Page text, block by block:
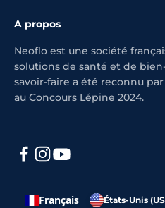
A propos
Neoflo est une société
solutions de santé et de
savoir-faire a été reconnu
au Concours Lépine 2024.
Français États-Unis